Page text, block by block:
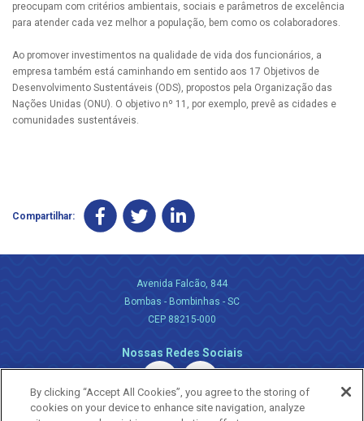
preocupam com critérios ambientais, sociais e parâmetros de excelência
para atender cada vez melhor a população, bem como os colaboradores.
Ao promover investimentos na qualidade de vida dos funcionários, a
empresa também está caminhando em sentido aos 17 Objetivos de
Desenvolvimento Sustentáveis (ODS), propostos pela Organização das
Nações Unidas (ONU). O objetivo nº 11, por exemplo, prevê as cidades e
comunidades sustentáveis.
Compartilhar:
Avenida Falcão, 844
Bombas - Bombinhas - SC
CEP 88215-000
Nossas Redes Sociais
By clicking “Accept All Cookies”, you agree to the storing of
cookies on your device to enhance site navigation, analyze